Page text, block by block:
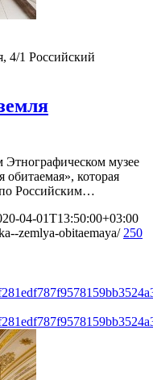
4/1 Российский
Этнографическом музее
обитаемая», которая
по Российским…
04-01T13:50:00+03:00
zemlya-obitaemaya/ 250